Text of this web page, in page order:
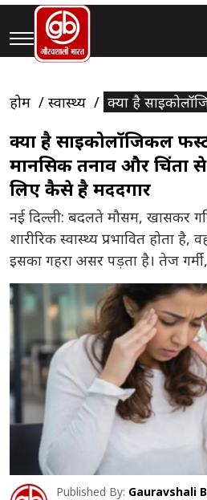
होम स्वास्थ्य क्या है
क्या है साइकोलॉजिकल
मानसिक तनाव और चिंता
लिए कैसे है मददगार
नई दिल्ली: बदलते मौसम, खासकर
शारीरिक स्वास्थ्य प्रभावित होता है,
इसका गहरा असर पड़ता है। तेज
और दैनिक जीवन के तनाव कई लोगों
चिड़चिड़ापन और उदासी जैसी
में ‘साइकोलॉजिकल फर्स्ट एड’
Published By: Gauravshali